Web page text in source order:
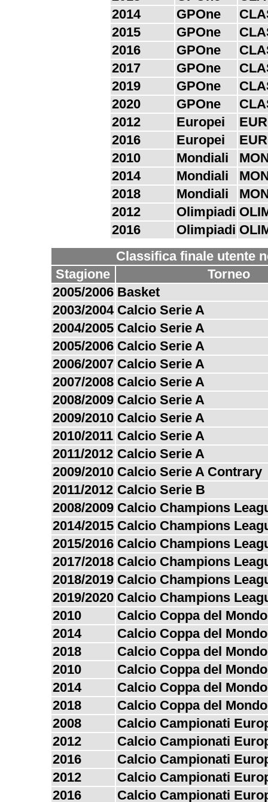
2014
GPOne
2015
GPOne
2016
GPOne
2017
GPOne
2019
GPOne
2020
GPOne
2012
Europei
2016
Europei
2010
Mondiali
2014
Mondiali
2018
Mondiali
2012
Olimpiadi
2016
Olimpiadi
Classifica finale utente
Stagione
Torneo
2005/2006 Basket
2003/2004 Calcio Serie A
2004/2005 Calcio Serie A
2005/2006 Calcio Serie A
2006/2007 Calcio Serie A
2007/2008 Calcio Serie A
2008/2009 Calcio Serie A
2009/2010 Calcio Serie A
2010/2011 Calcio Serie A
2011/2012 Calcio Serie A
2009/2010 Calcio Serie A Contrary
2011/2012 Calcio Serie B
2008/2009 Calcio Champions
2014/2015 Calcio Champions
2015/2016 Calcio Champions
2017/2018 Calcio Champions
2018/2019 Calcio Champions
2019/2020 Calcio Champions
2010
Calcio Coppa del Mondo
2014
Calcio Coppa del Mondo
2018
Calcio Coppa del Mondo
2010
Calcio Coppa del
2014
Calcio Coppa del
2018
Calcio Coppa del
2008
Calcio Campionati
2012
Calcio Campionati
2016
Calcio Campionati
2012
Calcio Campionati
2016
Calcio Campionati